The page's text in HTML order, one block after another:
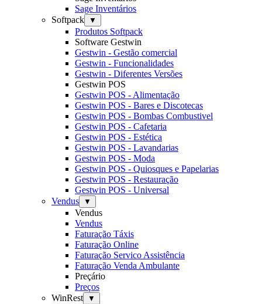
Sage Inventários
Softpack
▼
Produtos Softpack
Software Gestwin
Gestwin - Gestão comercial
Gestwin - Funcionalidades
Gestwin - Diferentes Versões
Gestwin POS
Gestwin POS - Alimentação
Gestwin POS - Bares e Discotecas
Gestwin POS - Bombas Combustivel
Gestwin POS - Cafetaria
Gestwin POS - Estética
Gestwin POS - Lavandarias
Gestwin POS - Moda
Gestwin POS - Quiosques e Papelarias
Gestwin POS - Restauração
Gestwin POS - Universal
Vendus
▼
Vendus
Vendus
Faturação Táxis
Faturação Online
Faturação Servico Assistência
Faturação Venda Ambulante
Preçário
Preços
WinRest
▼